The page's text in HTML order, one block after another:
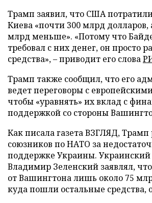
Трамп заявил, что США
Киева «почти 300 млрд долларов,
млрд меньше». «Потому что
требовал с них денег, он просто
средства», – приводит его слова
Трамп также сообщил, что его
ведет переговоры с
чтобы «уравнять» их вклад с
поддержкой со стороны
Как писала газета ВЗГЛЯД, Трамп
союзников по НАТО за
поддержке Украины.
Владимир Зеленский заявлял,
от Вашингтона лишь около 75
куда пошли остальные средства,